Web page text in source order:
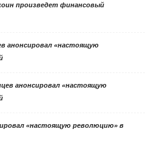
произведет финансовый
анонсировал «настоящую
анонсировал «настоящую
«настоящую революцию» в